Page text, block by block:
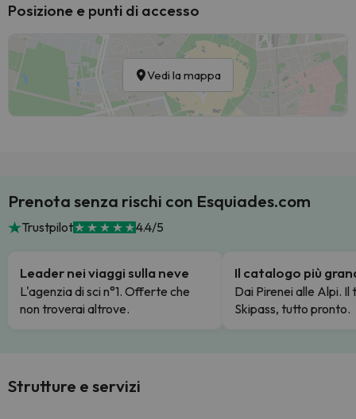
Posizione e punti di accesso
Vedi la mappa
Prenota senza rischi con Esquiades.com
Trustpilot 4.4/5
Leader nei viaggi sulla neve
L'agenzia di sci n°1. Offerte che
non troverai altrove.
Il catalogo più
Dai Pirenei alle Alpi. Il
Skipass, tutto pronto.
Strutture e servizi